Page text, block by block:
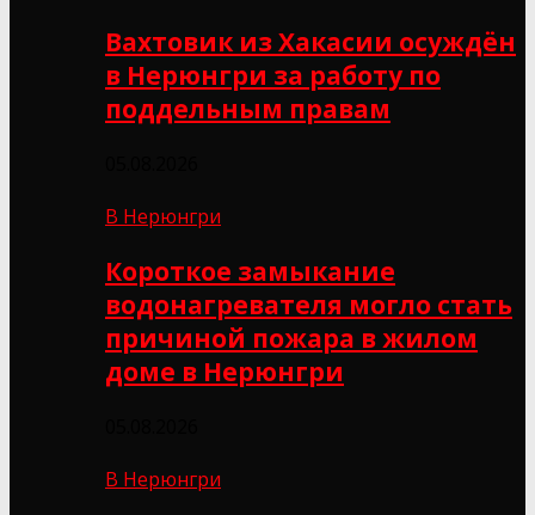
Вахтовик из Хакасии осуждён
в Нерюнгри за работу по
поддельным правам
В Нерюнгри
Короткое замыкание
водонагревателя могло стать
причиной пожара в жилом
доме в Нерюнгри
В Нерюнгри